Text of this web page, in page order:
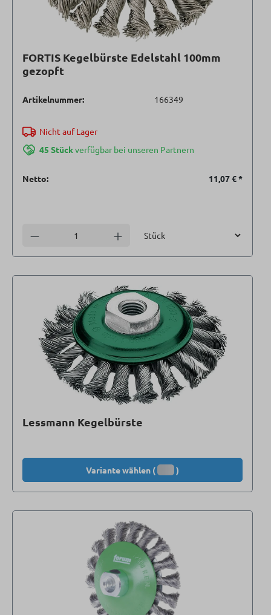
FORTIS Kegelbürste Edelstahl 100mm
gezopft
Artikelnummer: 166349
Nicht auf Lager
45 Stückverfügbar bei unseren Partnern
Netto: 11,07 €*
Anzahl verringern Anzahl erhöhen
Lessmann Kegelbürste
Variante wählen ( )